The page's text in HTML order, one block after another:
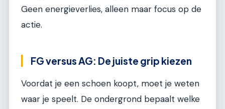
Geen energieverlies, alleen maar focus op de
actie.
FG versus AG: De juiste grip kiezen
Voordat je een schoen koopt, moet je weten
waar je speelt. De ondergrond bepaalt welke